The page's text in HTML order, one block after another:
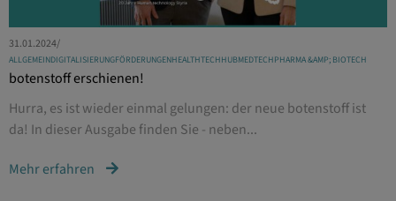
31.01.2024/
ALLGEMEINDIGITALISIERUNGFÖRDERUNGENHEALTHTECHHUBMEDTECHPHARMA &AMP; BIOTECH
botenstoff erschienen!
Hurra, es ist wieder einmal gelungen: der neue botenstoff ist
da! In dieser Ausgabe finden Sie - neben...
Mehr erfahren